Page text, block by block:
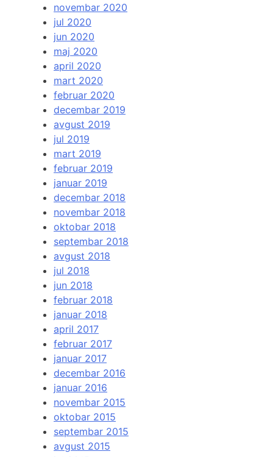
novembar 2020
jul 2020
jun 2020
maj 2020
april 2020
mart 2020
februar 2020
decembar 2019
avgust 2019
jul 2019
mart 2019
februar 2019
januar 2019
decembar 2018
novembar 2018
oktobar 2018
septembar 2018
avgust 2018
jul 2018
jun 2018
februar 2018
januar 2018
april 2017
februar 2017
januar 2017
decembar 2016
januar 2016
novembar 2015
oktobar 2015
septembar 2015
avgust 2015